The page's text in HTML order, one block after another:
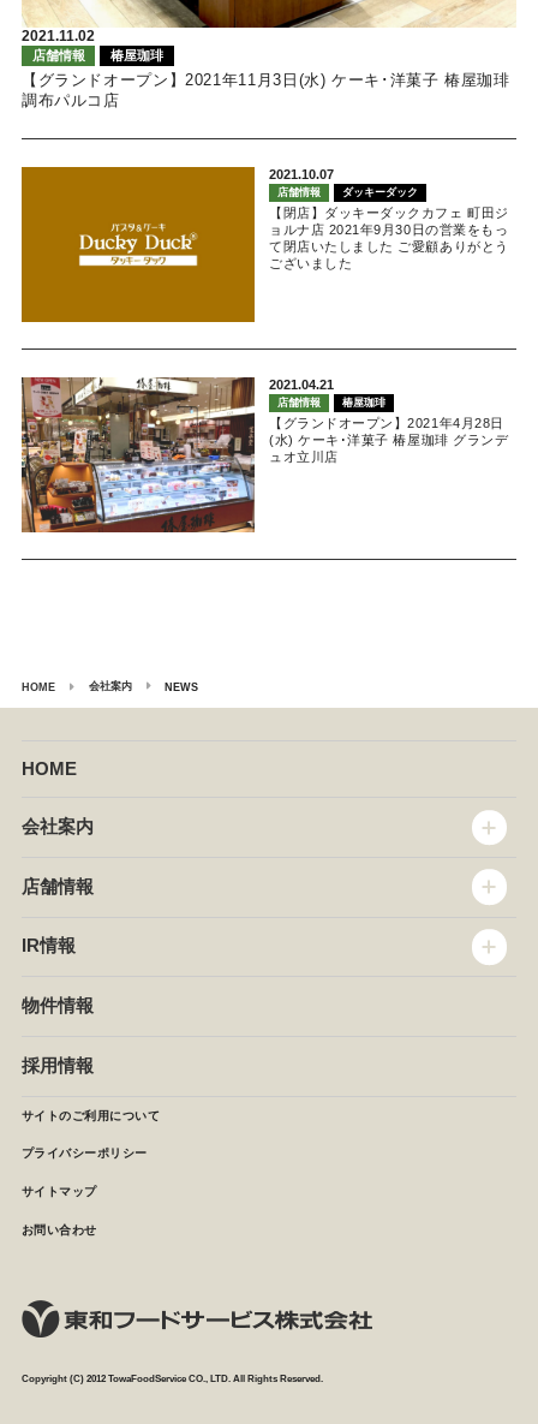
2021.11.02
店舗情報 椿屋珈琲
【グランドオープン】2021年11月3日(水) ケーキ･洋菓子 椿屋珈琲
調布パルコ店
2021.10.07
店舗情報 ダッキーダック
【閉店】ダッキーダックカフェ 町田ジ
ョルナ店 2021年9月30日の営業をもっ
て閉店いたしました ご愛顧ありがとう
ございました
2021.04.21
店舗情報 椿屋珈琲
【グランドオープン】2021年4月28日
(水) ケーキ･洋菓子 椿屋珈琲 グランデ
ュオ立川店
HOME 会社案内 NEWS
HOME
会社案内
企業情報
セントラルキッチン
NEWS
店舗情報
椿屋珈琲
イタリアンダイニングDONA
店舗検索
IR情報
IRニュース
月次報告
決算短信
株主の皆様へ
よくあるご質問 (株主優待制度)
物件情報
採用情報
サイトのご利用について
プライバシーポリシー
サイトマップ
お問い合わせ
Copyright (C) 2012 TowaFoodService CO., LTD. All Rights Reserved.